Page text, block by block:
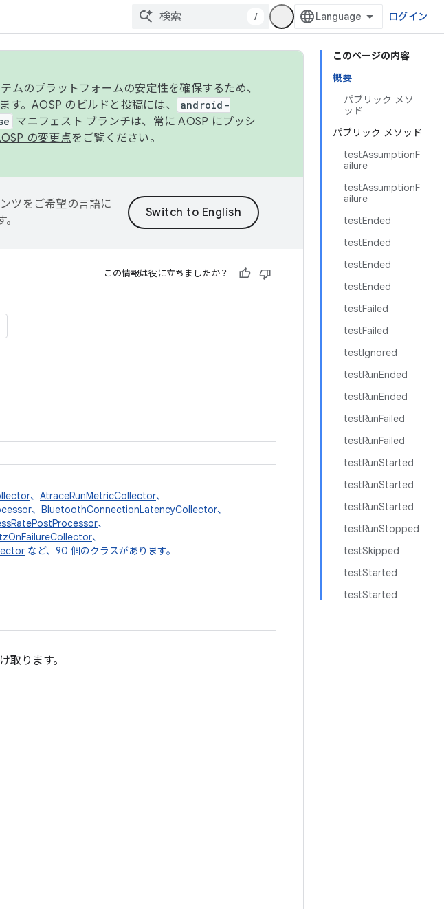
/ ログイン
このページの内容
概要
パブリック メソ
ッド
パブリック メソッド
testAssumptionF
ailure
testAssumptionF
ailure
testEnded
testEnded
testEnded
testEnded
testFailed
testFailed
testIgnored
testRunEnded
testRunEnded
testRunFailed
testRunFailed
testRunStarted
testRunStarted
testRunStarted
testRunStopped
testSkipped
testStarted
testStarted
ムのプラットフォームの安定性を確保するため、
。AOSP のビルドと投稿には、
android-
マニフェスト ブランチは、常に AOSP にプッシ
の変更点をご覧ください。
ツをご希望の言語に
この情報は役に立ちましたか？
、 AtraceRunMetricCollector、
、 BluetoothConnectionLatencyCollector、
、
、
など、90 個のクラスがあります。
取ります。